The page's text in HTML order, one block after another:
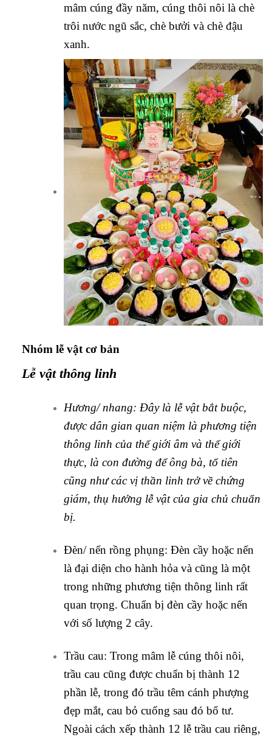
mâm cúng đầy năm, cúng thôi nôi là chè
trôi nước ngũ sắc, chè bưởi và chè đậu
xanh.
Nhóm lễ vật cơ bản
Lễ vật thông linh
Hương/ nhang: Đây là lễ vật bắt buộc,
được dân gian quan niệm là phương tiện
thông linh của thế giới âm và thế giới
thực, là con đường để ông bà, tổ tiên
cũng như các vị thần linh trở về chứng
giám, thụ hưởng lễ vật của gia chủ chuẩn
bị.
Đèn/ nến rồng phụng: Đèn cầy hoặc nến
là đại diện cho hành hỏa và cũng là một
trong những phương tiện thông linh rất
quan trọng. Chuẩn bị đèn cầy hoặc nến
với số lượng 2 cây.
Trầu cau: Trong mâm lễ cúng thôi nôi,
trầu cau cũng được chuẩn bị thành 12
phần lễ, trong đó trầu têm cánh phượng
đẹp mắt, cau bỏ cuống sau đó bổ tư.
Ngoài cách xếp thành 12 lễ trầu cau riêng,